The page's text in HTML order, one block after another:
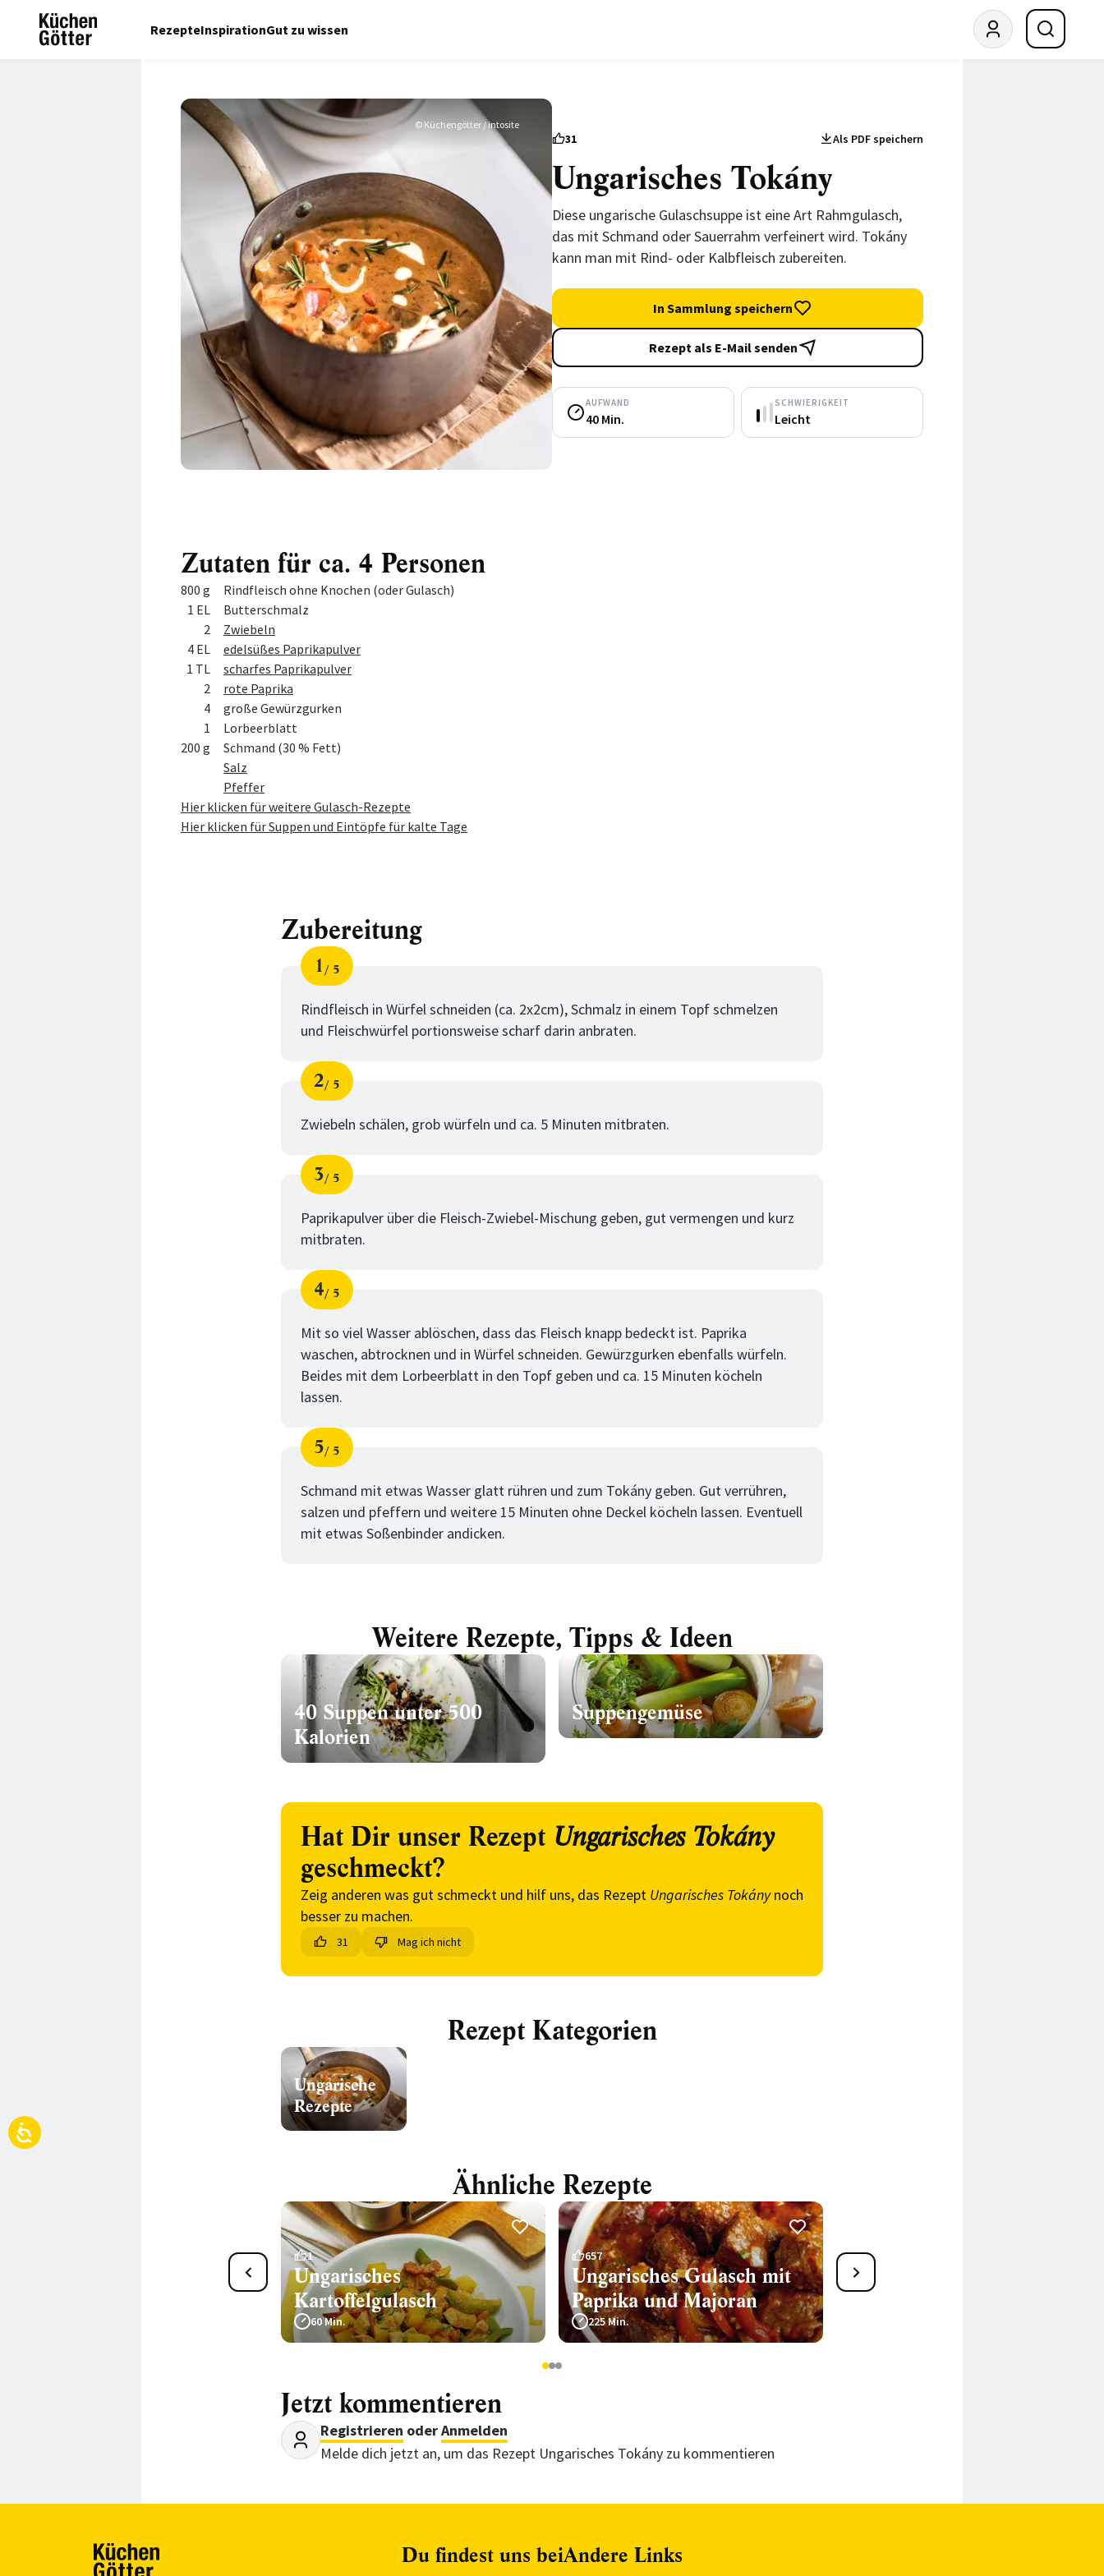
RezepteInspirationGut zu wissen
© Küchengötter / intosite
31 Als PDF speichern
Ungarisches Tokány
Diese ungarische Gulaschsuppe ist eine Art Rahmgulasch,
das mit Schmand oder Sauerrahm verfeinert wird. Tokány
kann man mit Rind- oder Kalbfleisch zubereiten.
In Sammlung speichern
Rezept als E-Mail senden
AUFWAND
40 Min.
SCHWIERIGKEIT
Leicht
Zutaten für ca. 4 Personen
Menge Zutat
800 g
Rindfleisch ohne Knochen (oder Gulasch)
1 EL
Butterschmalz
2
Zwiebeln
4 EL
edelsüßes Paprikapulver
1 TL
scharfes Paprikapulver
2
rote Paprika
4
große Gewürzgurken
1
Lorbeerblatt
200 g
Schmand (30 % Fett)
Salz
Pfeffer
Hier klicken für weitere Gulasch-Rezepte
Hier klicken für Suppen und Eintöpfe für kalte Tage
Zubereitung
Schritt
1
von
5
Rindfleisch in Würfel schneiden (ca. 2x2cm), Schmalz in einem Topf schmelzen
und Fleischwürfel portionsweise scharf darin anbraten.
Schritt
2
von
5
Zwiebeln schälen, grob würfeln und ca. 5 Minuten mitbraten.
Schritt
3
von
5
Paprikapulver über die Fleisch-Zwiebel-Mischung geben, gut vermengen und kurz
mitbraten.
Schritt
4
von
5
Mit so viel Wasser ablöschen, dass das Fleisch knapp bedeckt ist. Paprika
waschen, abtrocknen und in Würfel schneiden. Gewürzgurken ebenfalls würfeln.
Beides mit dem Lorbeerblatt in den Topf geben und ca. 15 Minuten köcheln
lassen.
Schritt
5
von
5
Schmand mit etwas Wasser glatt rühren und zum Tokány geben. Gut verrühren,
salzen und pfeffern und weitere 15 Minuten ohne Deckel köcheln lassen. Eventuell
mit etwas Soßenbinder andicken.
Weitere Rezepte, Tipps & Ideen
40 Suppen unter 500
Kalorien
Suppengemüse
Hat Dir unser Rezept Ungarisches Tokány
geschmeckt?
Zeig anderen was gut schmeckt und hilf uns, das Rezept Ungarisches Tokánynoch
besser zu machen.
31 Mag ich nicht
Rezept Kategorien
Ungarische
Rezepte
Ähnliche Rezepte
1
Ungarisches
Kartoffelgulasch
60 Min.
657
Ungarisches Gulasch mit
Paprika und Majoran
225 Min.
Veganes Gulasch mit
Sojafleisch
123
Jetzt kommentieren
Registrieren oderAnmelden
Melde dich jetzt an, um das Rezept Ungarisches Tokány zu kommentieren
Du findest uns beiAndere Links